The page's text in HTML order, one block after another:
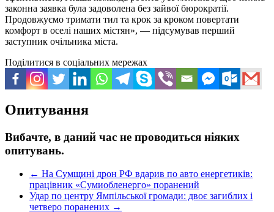
законна заявка була задоволена без зайвої бюрократії.
Продовжуємо тримати тил та крок за кроком повертати
комфорт в оселі наших містян», — підсумував перший
заступник очільника міста.
Поділитися в соціальних мережах
Опитування
Вибачте, в даний час не проводиться ніяких
опитувань.
← На Сумщині дрон РФ вдарив по авто енергетиків:
працівник «Сумиобленерго» поранений
Удар по центру Ямпільської громади: двоє загиблих і
четверо поранених →